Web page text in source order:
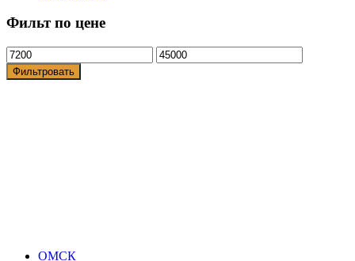
Фильт по цене
Фильтровать
ОМСК